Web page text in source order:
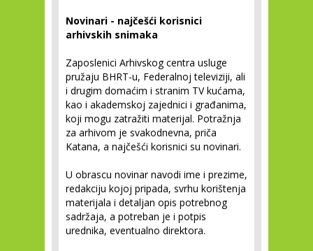
Novinari - najčešći korisnici
arhivskih snimaka
Zaposlenici Arhivskog centra usluge
pružaju BHRT-u, Federalnoj televiziji, ali
i drugim domaćim i stranim TV kućama,
kao i akademskoj zajednici i građanima,
koji mogu zatražiti materijal. Potražnja
za arhivom je svakodnevna, priča
Katana, a najčešći korisnici su novinari.
U obrascu novinar navodi ime i prezime,
redakciju kojoj pripada, svrhu korištenja
materijala i detaljan opis potrebnog
sadržaja, a potreban je i potpis
urednika, eventualno direktora.